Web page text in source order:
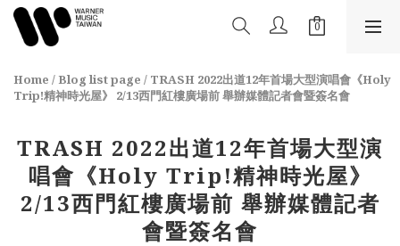
Home / Blog list page / TRASH 2022出道12年首場大型演唱會《Holy
Trip!精神時光屋》 2/13西門紅樓廣場前 舉辦媒體記者會暨簽名會
TRASH 2022出道12年首場大型演
唱會《Holy Trip!精神時光屋》
2/13西門紅樓廣場前 舉辦媒體記者
會暨簽名會